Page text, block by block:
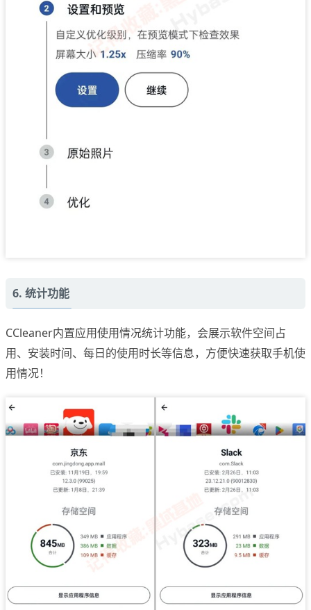
6. 统计功能
CCleaner内置应用使用情况统计功能，会展示软件空间占
用、安装时间、每日的使用时长等信息，方便快速获取手机使
用情况！